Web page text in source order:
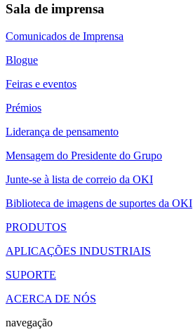
Sala de imprensa
Comunicados de Imprensa
Blogue
Feiras e eventos
Prémios
Liderança de pensamento
Mensagem do Presidente do Grupo
Junte-se à lista de correio da OKI
Biblioteca de imagens de suportes da OKI
PRODUTOS
APLICAÇÕES INDUSTRIAIS
SUPORTE
ACERCA DE NÓS
navegação